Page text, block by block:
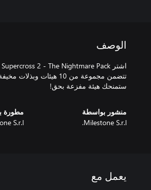
الوصف
تتضمن مجموعة من 10
ستمنحك هيئة مفزعة بحق!
منشور بواسطة
Milestone S.r.l.
مطورة
S.r.l.
يعمل مع